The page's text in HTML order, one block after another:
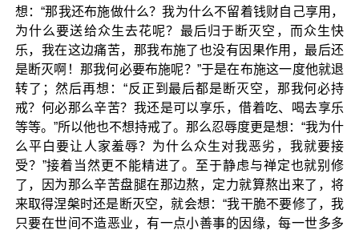
想：“那我还布施做什么？我为什么不留着钱财自己享用，
为什么要送给众生去花呢？最后归于断灭空，而众生快
乐，我在这边痛苦，那我布施了也没有因果作用，最后还
是断灭啊！那我何必要布施呢？”于是在布施这一度他就退
转了；然后再想：“反正到最后都是断灭空，那我何必持
戒？何必那么辛苦？我还是可以享乐，借着吃、喝去享乐
等等。”所以他也不想持戒了。那么忍辱度更是想：“我为什
么平白要让人家羞辱？为什么众生对我恶劣，我就要接
受？”接着当然更不能精进了。至于静虑与禅定也就别修
了，因为那么辛苦盘腿在那边熬，定力就算熬出来了，将
来取得涅槃时还是断灭空，就会想：“我干脆不要修了，我
只要在世间不造恶业，有一点小善事的因缘，每一世多多